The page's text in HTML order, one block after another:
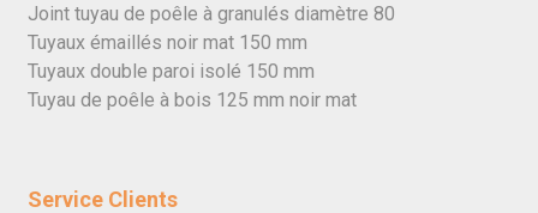
Joint tuyau de poêle à granulés diamètre 80
Tuyaux émaillés noir mat 150 mm
Tuyaux double paroi isolé 150 mm
Tuyau de poêle à bois 125 mm noir mat
Service Clients